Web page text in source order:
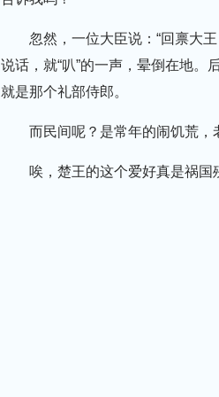
忽然，一位大臣说：“回禀大
说话，就“叭”的一声，晕倒在地
就是那个礼部侍郎。
而民间呢？是常年的闹饥荒，
唉，楚王的这个爱好真是祸国